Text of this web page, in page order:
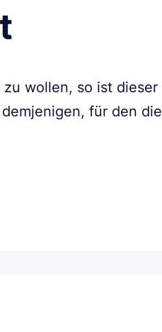
wollen, so ist dieser
für den